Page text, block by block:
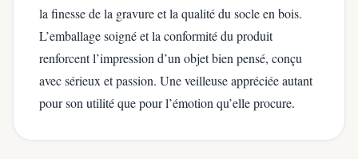
la finesse de la gravure et la qualité du socle en bois.
L’emballage soigné et la conformité du produit
renforcent l’impression d’un objet bien pensé, conçu
avec sérieux et passion. Une veilleuse appréciée autant
pour son utilité que pour l’émotion qu’elle procure.